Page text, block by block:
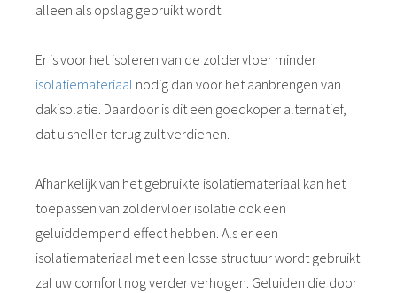
alleen als opslag gebruikt wordt.
Er is voor het isoleren van de zoldervloer minder
isolatiemateriaal nodig dan voor het aanbrengen van
dakisolatie. Daardoor is dit een goedkoper alternatief,
dat u sneller terug zult verdienen.
Afhankelijk van het gebruikte isolatiemateriaal kan het
toepassen van zoldervloer isolatie ook een
geluiddempend effect hebben. Als er een
isolatiemateriaal met een losse structuur wordt gebruikt
zal uw comfort nog verder verhogen. Geluiden die door